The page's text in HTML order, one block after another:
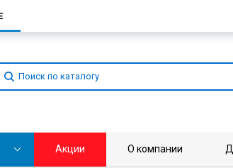
Акции О компании